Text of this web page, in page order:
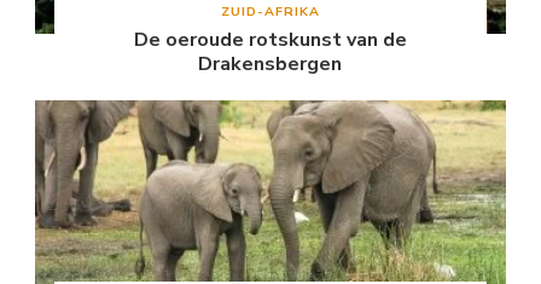
ZUID-AFRIKA
De oeroude rotskunst van de
Drakensbergen